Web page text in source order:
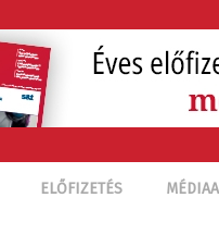
ELŐFIZETÉS